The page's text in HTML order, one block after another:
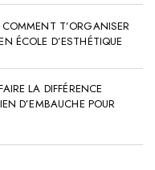
T’ORGANISER
ÉCOLE D’ESTHÉTIQUE
LA DIFFÉRENCE
D’EMBAUCHE POUR